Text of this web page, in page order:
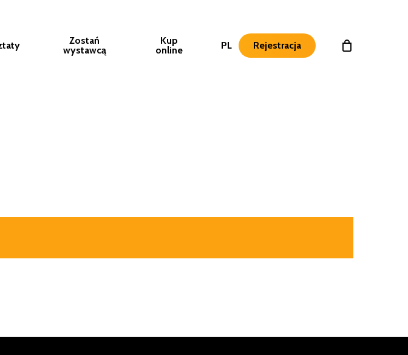
Zostań
wystawcą
Kup
online
PL Rejestracja